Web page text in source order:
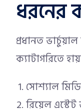
ধরনের
প্রধানত
ক্যাটাগরিতে
সোশ্যাল
রিয়েল এস্টেট